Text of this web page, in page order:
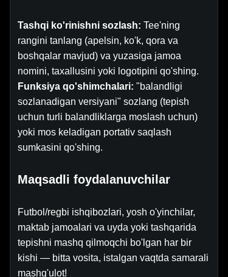
Tashqi ko'rinishni sozlash: Tee'ning
rangini tanlang (apelsin, ko'k, qora va
boshqalar mavjud) va yuzasiga jamoa
nomini, taxallusini yoki logotipini qo'shing.
Funksiya qo'shimchalari: "balandligi
sozlanadigan versiyani" sozlang (tepish
uchun turli balandliklarga moslash uchun)
yoki mos keladigan portativ saqlash
sumkasini qo'shing.
Maqsadli foydalanuvchilar
Futbol/regbi ishqibozlari, yosh o'yinchilar,
maktab jamoalari va uyda yoki tashqarida
tepishni mashq qilmoqchi bo'lgan har bir
kishi — bitta vosita, istalgan vaqtda samarali
mashg'ulot!